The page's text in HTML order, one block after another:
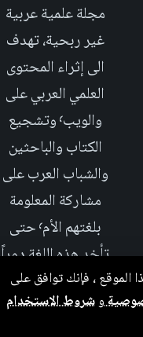
الموقع ، فإنك توافق على
وشروط الاستخدام
مجلة علمية عربية
غير ربحية، تهدف
الى إثراء المحتوى
العلمي العربي على
والويب٬ وتشجيع
الكتاب والباحثين
والشباب العرب على
مشاركة المعلومة
بلغتهم الأم٬ حتى
تأخد هذه اللغة دوراً
اكبر على صعيد
العلوم التجريبية